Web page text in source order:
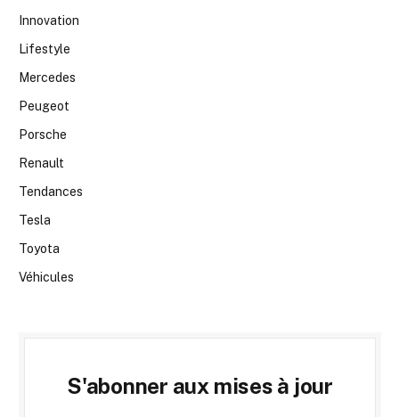
Innovation
Lifestyle
Mercedes
Peugeot
Porsche
Renault
Tendances
Tesla
Toyota
Véhicules
S'abonner aux mises à jour